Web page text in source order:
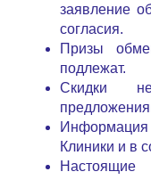
заявление
согласия.
Призы
подлежат.
Скидки
Информация
Клиники и в